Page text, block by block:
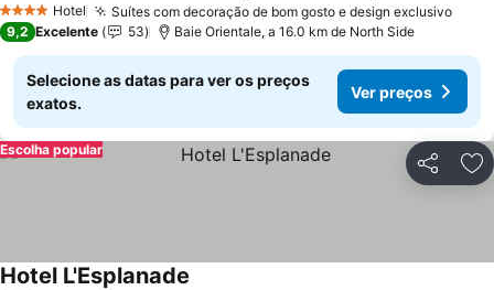
4 EstrelasHotel Suítes com decoração de bom gosto e design exclusivoVer
9,2 Excelente 53 Baie Orientale, a 16.0 km de North Side
Selecione as datas para ver os preços
exatos.
Ver preços
Partilhar
Escolha popular
Hotel L'Esplanade